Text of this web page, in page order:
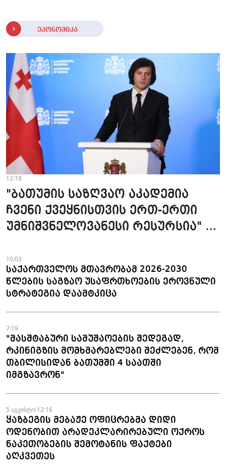
ეკონომიკა
12:18
"ბათუმის საზღვაო აკადემია
ჩვენი ქვეყნისთვის ერთ-ერთი
უმნიშვნელოვანესი რესურსია" -
10:03
საქართველოს მთავრობამ 2026-2030
წლების საგზაო უსაფრთხოების ეროვნული
სტრატეგია დაამტკიცა
7:19
"მასშტაბური სამუშაოების შედეგად,
რკინიგზის მომხმარებლები შეძლებენ, რომ
თბილისიდან ბათუმში 4 საათში
იმგზავრონ"
5 აგვისტო 12:16
ყაზბეგის მებაჟე ოფიცრებმა დიდი
ოდენობით არადეკლარირებული ოქროს
ნაკეთობების შემოტანის ფაქტები
აღკვეთეს